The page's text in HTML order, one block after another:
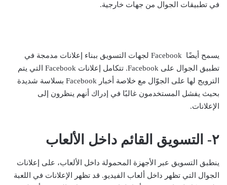
في تطبيقات الجوال من جهات خارجية.
يسمح أيضًا Facebook لجهات التسويق ببناء إعلانات مدمجة في
تطبيق الجوال على Facebook. تتكامل إعلانات Facebook التي يتم
الترويج لها على الجوّال مع خلاصة أخبار Facebook بسلاسة شديدة
بحيث يفشل المستخدمون غالبًا في إدراك أنهم ينظرون إلى
الإعلانات.
٢- التسويق القائم داخل الألعاب
ينطبق التسويق عبر الأجهزة المحمولة داخل الألعاب، على إعلانات
الجوال التي تظهر داخل ألعاب الفيديو. قد تظهر الإعلانات في اللعبة